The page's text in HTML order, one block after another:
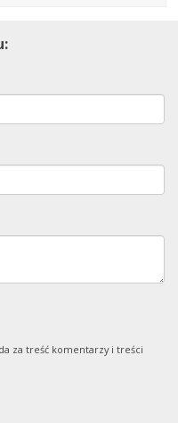
za treść komentarzy i treści